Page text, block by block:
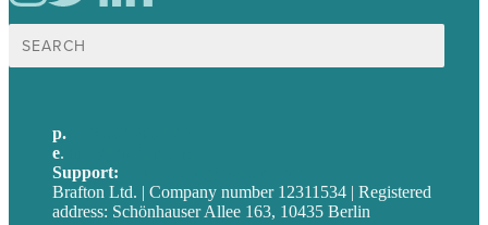
Suche
nach:
p.
e.
Support:
Brafton Ltd. | Company number 12311534 | Registered
address: Schönhauser Allee 163, 10435 Berlin